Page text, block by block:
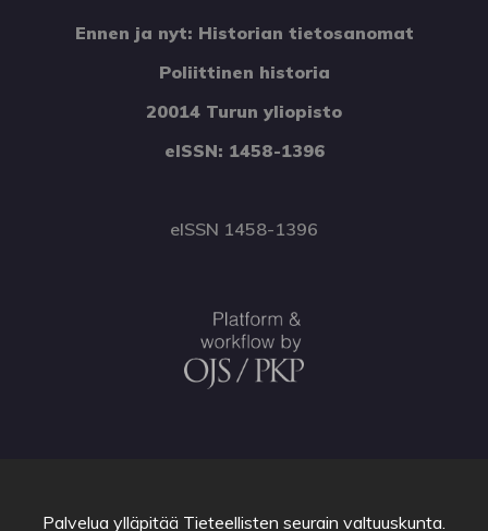
Ennen ja nyt: Historian tietosanomat
Poliittinen historia
20014 Turun yliopisto
eISSN: 1458-1396
eISSN 1458-1396
Palvelua ylläpitää Tieteellisten seurain valtuuskunta.